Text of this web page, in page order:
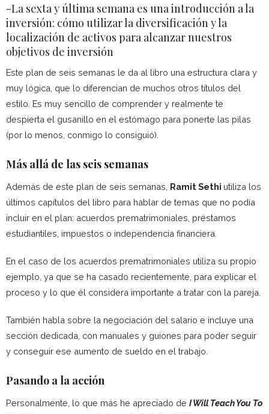
-La sexta y última semana es una introducción a la
inversión: cómo utilizar la diversificación y la
localización de activos para alcanzar nuestros
objetivos de inversión
Este plan de seis semanas le da al libro una estructura clara y
muy lógica, que lo diferencian de muchos otros títulos del
estilo. Es muy sencillo de comprender y realmente te
despierta el gusanillo en el estómago para ponerte las pilas
(por lo menos, conmigo lo consiguió).
Más allá de las seis semanas
Además de este plan de seis semanas, Ramit Sethi utiliza los
últimos capítulos del libro para hablar de temas que no podía
incluir en el plan: acuerdos prematrimoniales, préstamos
estudiantiles, impuestos o independencia financiera.
En el caso de los acuerdos prematrimoniales utiliza su propio
ejemplo, ya que se ha casado recientemente, para explicar el
proceso y lo que él considera importante a tratar con la pareja.
También habla sobre la negociación del salario e incluye una
sección dedicada, con manuales y guiones para poder seguir
y conseguir ese aumento de sueldo en el trabajo.
Pasando a la acción
Personalmente, lo que más he apreciado de I Will Teach You To